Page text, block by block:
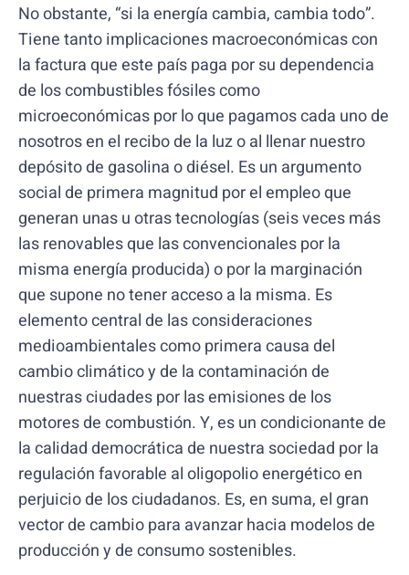
No obstante, “si la energía cambia, cambia todo”.
Tiene tanto implicaciones macroeconómicas con
la factura que este país paga por su dependencia
de los combustibles fósiles como
microeconómicas por lo que pagamos cada uno de
nosotros en el recibo de la luz o al llenar nuestro
depósito de gasolina o diésel. Es un argumento
social de primera magnitud por el empleo que
generan unas u otras tecnologías (seis veces más
las renovables que las convencionales por la
misma energía producida) o por la marginación
que supone no tener acceso a la misma. Es
elemento central de las consideraciones
medioambientales como primera causa del
cambio climático y de la contaminación de
nuestras ciudades por las emisiones de los
motores de combustión. Y, es un condicionante de
la calidad democrática de nuestra sociedad por la
regulación favorable al oligopolio energético en
perjuicio de los ciudadanos. Es, en suma, el gran
vector de cambio para avanzar hacia modelos de
producción y de consumo sostenibles.